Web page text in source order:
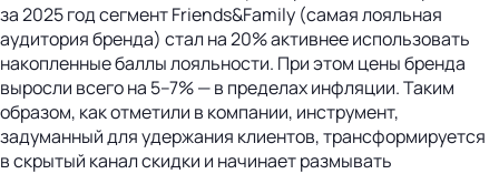
за 2025 год сегмент Friends&Family (самая лояльная
аудитория бренда) стал на 20% активнее использовать
накопленные баллы лояльности. При этом цены бренда
выросли всего на 5–7% — в пределах инфляции. Таким
образом, как отметили в компании, инструмент,
задуманный для удержания клиентов, трансформируется
в скрытый канал скидки и начинает размывать